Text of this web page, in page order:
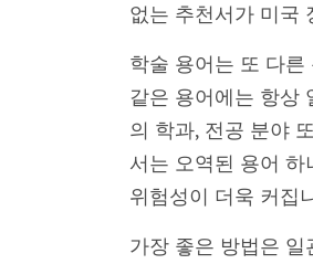
없는 추천서가 미국
학술 용어는 또 다
같은 용어에는 항상
의 학과, 전공 분야
서는 오역된 용어
위험성이 더욱 커집
가장 좋은 방법은 일